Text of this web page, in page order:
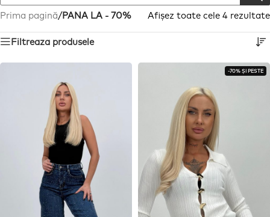
Prima pagină/PANA LA - 70% Afișez toate cele 4 rezultate
Filtreaza produsele
-70% ȘI PESTE